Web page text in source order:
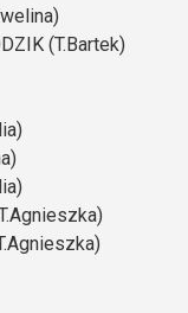
(T.Bartek)